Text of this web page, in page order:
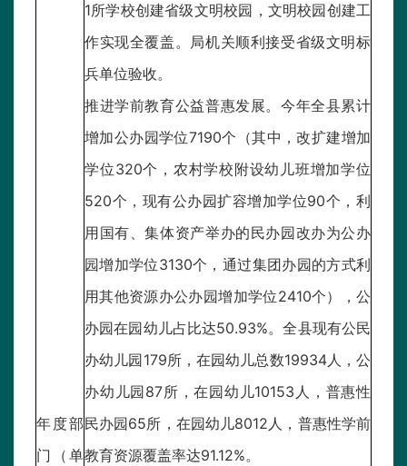
年度部
门（单
1所学校创建省级文明校园，文明校园创建工
作实现全覆盖。局机关顺利接受省级文明标
兵单位验收。
推进学前教育公益普惠发展。今年全县累计
增加公办园学位7190个（其中，改扩建增加
学位320个，农村学校附设幼儿班增加学位
520个，现有公办园扩容增加学位90个，利
用国有、集体资产举办的民办园改办为公办
园增加学位3130个，通过集团办园的方式利
用其他资源办公办园增加学位2410个），公
办园在园幼儿占比达50.93%。全县现有公民
办幼儿园179所，在园幼儿总数19934人，公
办幼儿园87所，在园幼儿10153人，普惠性
民办园65所，在园幼儿8012人，普惠性学前
教育资源覆盖率达91.12%。